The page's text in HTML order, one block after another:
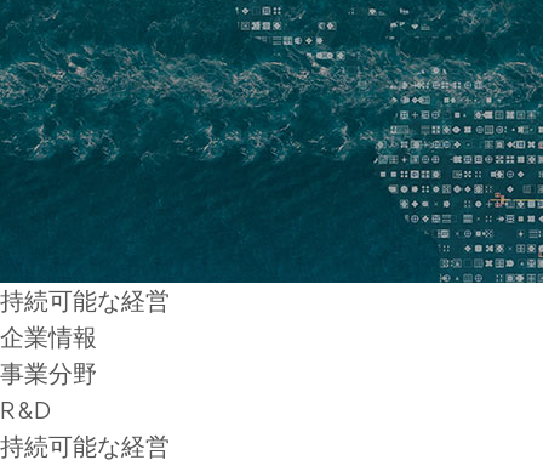
持続可能な経営
企業情報
事業分野
R&D
持続可能な経営